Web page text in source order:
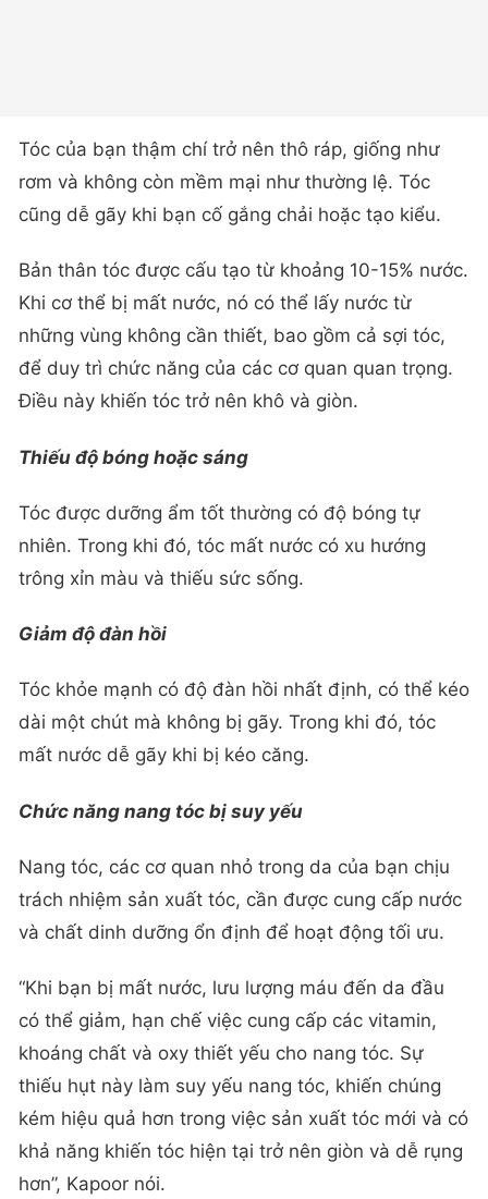
Tóc của bạn thậm chí trở nên thô ráp, giống như
rơm và không còn mềm mại như thường lệ. Tóc
cũng dễ gãy khi bạn cố gắng chải hoặc tạo kiểu.
Bản thân tóc được cấu tạo từ khoảng 10-15% nước.
Khi cơ thể bị mất nước, nó có thể lấy nước từ
những vùng không cần thiết, bao gồm cả sợi tóc,
để duy trì chức năng của các cơ quan quan trọng.
Điều này khiến tóc trở nên khô và giòn.
Thiếu độ bóng hoặc sáng
Tóc được dưỡng ẩm tốt thường có độ bóng tự
nhiên. Trong khi đó, tóc mất nước có xu hướng
trông xỉn màu và thiếu sức sống.
Giảm độ đàn hồi
Tóc khỏe mạnh có độ đàn hồi nhất định, có thể kéo
dài một chút mà không bị gãy. Trong khi đó, tóc
mất nước dễ gãy khi bị kéo căng.
Chức năng nang tóc bị suy yếu
Nang tóc, các cơ quan nhỏ trong da của bạn chịu
trách nhiệm sản xuất tóc, cần được cung cấp nước
và chất dinh dưỡng ổn định để hoạt động tối ưu.
“Khi bạn bị mất nước, lưu lượng máu đến da đầu
có thể giảm, hạn chế việc cung cấp các vitamin,
khoáng chất và oxy thiết yếu cho nang tóc. Sự
thiếu hụt này làm suy yếu nang tóc, khiến chúng
kém hiệu quả hơn trong việc sản xuất tóc mới và có
khả năng khiến tóc hiện tại trở nên giòn và dễ rụng
hơn”, Kapoor nói.